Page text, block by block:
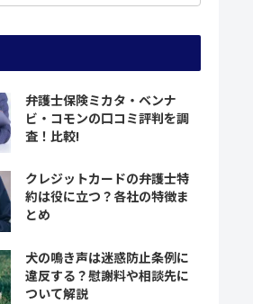
弁護士保険ミカタ・ベンナ
ビ・コモンの口コミ評判を調
査！比較!
クレジットカードの弁護士特
約は役に立つ？各社の特徴ま
とめ
犬の鳴き声は迷惑防止条例に
違反する？慰謝料や相談先に
ついて解説